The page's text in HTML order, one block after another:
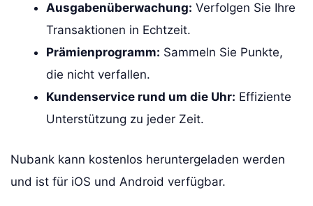
Ausgabenüberwachung: Verfolgen Sie Ihre
Transaktionen in Echtzeit.
Prämienprogramm: Sammeln Sie Punkte,
die nicht verfallen.
Kundenservice rund um die Uhr: Effiziente
Unterstützung zu jeder Zeit.
Nubank kann kostenlos heruntergeladen werden
und ist für iOS und Android verfügbar.